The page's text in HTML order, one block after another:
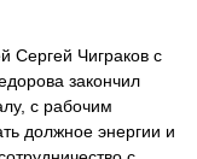
Сергей Чиграков с
закончил
с рабочим
должное энергии и